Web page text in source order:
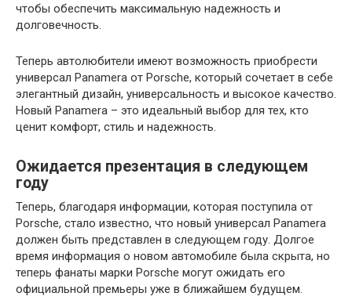
чтобы обеспечить максимальную надежность и
долговечность.
Теперь автолюбители имеют возможность приобрести
универсал Panamera от Porsche, который сочетает в себе
элегантный дизайн, универсальность и высокое качество.
Новый Panamera – это идеальный выбор для тех, кто
ценит комфорт, стиль и надежность.
Ожидается презентация в следующем
году
Теперь, благодаря информации, которая поступила от
Porsche, стало известно, что новый универсал Panamera
должен быть представлен в следующем году. Долгое
время информация о новом автомобиле была скрыта, но
теперь фанаты марки Porsche могут ожидать его
официальной премьеры уже в ближайшем будущем.